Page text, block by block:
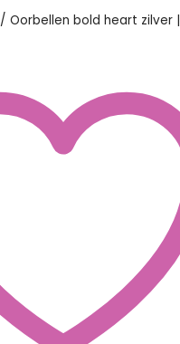
/ Oorbellen bold heart zilver |